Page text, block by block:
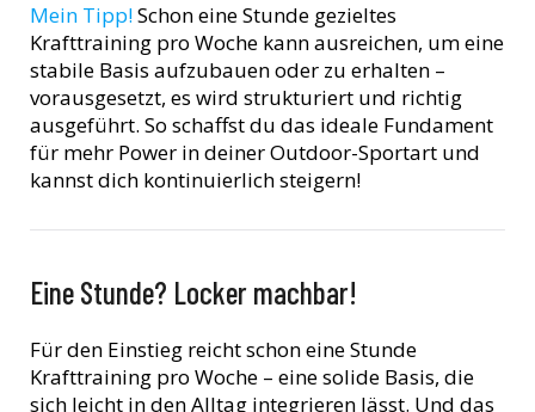
Mein Tipp!Schon eine Stunde gezieltes
Krafttraining pro Woche kann ausreichen, um eine
stabile Basis aufzubauen oder zu erhalten –
vorausgesetzt, es wird strukturiert und richtig
ausgeführt. So schaffst du das ideale Fundament
für mehr Power in deiner Outdoor-Sportart und
kannst dich kontinuierlich steigern!
Eine Stunde? Locker machbar!
Für den Einstieg reicht schon eine Stunde
Krafttraining pro Woche – eine solide Basis, die
sich leicht in den Alltag integrieren lässt. Und das